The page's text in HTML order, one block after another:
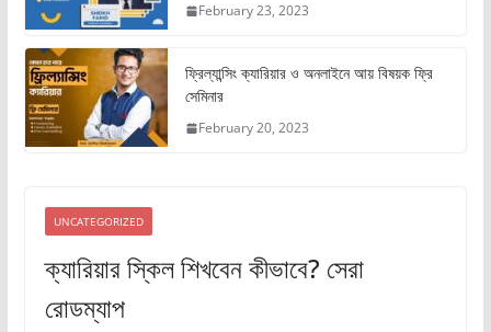
February 23, 2023
ফ্রিল্যান্সিং ক্যারিয়ার ও অনলাইনে আয় বিষয়ক ফ্রি
সেমিনার
February 20, 2023
UNCATEGORIZED
ক্যারিয়ার স্কিল শিখবেন কীভাবে? সেরা
রোডম্যাপ